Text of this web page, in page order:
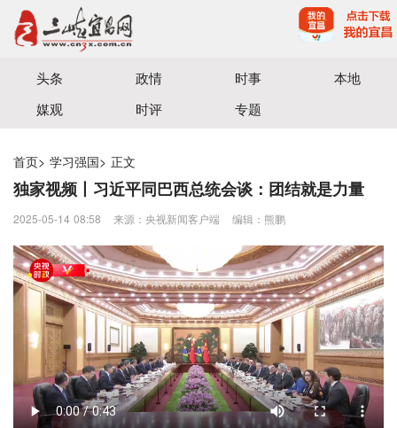
宜昌三峡融媒体中心主办
头条 政情 时事
本地
媒观
时评 专题
首页> 学习强国> 正文
独家视频丨习近平同巴西总统会谈：团结就是力量
2025-05-14 08:58 来源：央视新闻客户端 编辑：熊鹏